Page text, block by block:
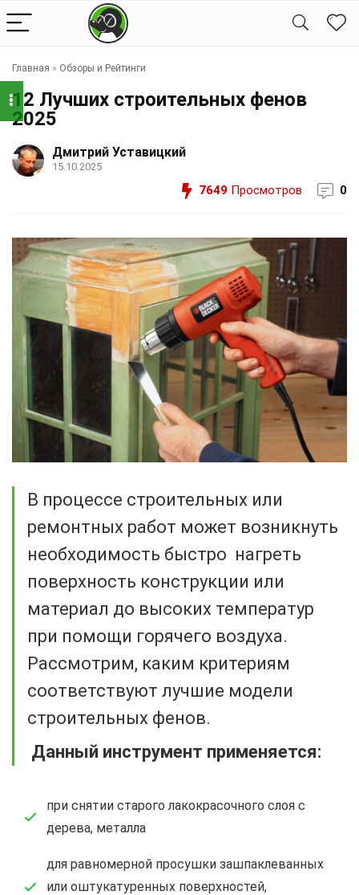
Главная » Обзоры и Рейтинги
12 Лучших строительных фенов
2025
Дмитрий Уставицкий
15.10.2025
7649 Просмотров 0
В процессе строительных или
ремонтных работ может возникнуть
необходимость быстро нагреть
поверхность конструкции или
материал до высоких температур
при помощи горячего воздуха.
Рассмотрим, каким критериям
соответствуют лучшие модели
строительных фенов.
Данный инструмент применяется:
при снятии старого лакокрасочного слоя с
дерева, металла
для равномерной просушки зашпаклеванных
или оштукатуренных поверхностей,